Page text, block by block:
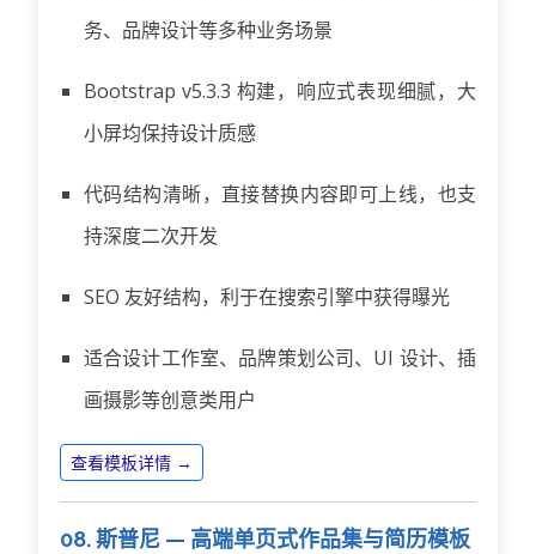
务、品牌设计等多种业务场景
Bootstrap v5.3.3 构建，响应式表现细腻，大
小屏均保持设计质感
代码结构清晰，直接替换内容即可上线，也支
持深度二次开发
SEO 友好结构，利于在搜索引擎中获得曝光
适合设计工作室、品牌策划公司、UI 设计、插
画摄影等创意类用户
查看模板详情 →
08. 斯普尼 — 高端单页式作品集与简历模板